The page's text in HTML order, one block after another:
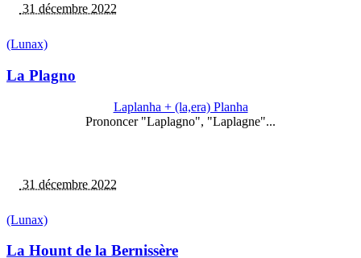
31 décembre 2022
(Lunax)
La Plagno
Laplanha + (la,era) Planha
Prononcer "Laplagno", "Laplagne"...
31 décembre 2022
(Lunax)
La Hount de la Bernissère